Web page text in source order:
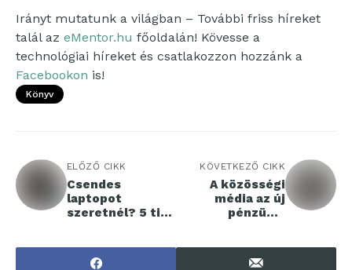
Irányt mutatunk a világban – További friss híreket
talál az eMentor.hu főoldalán! Kövesse a
technológiai híreket és csatlakozzon hozzánk a
Facebookon is!
Könyv
ELŐZŐ CIKK
Csendes
laptopot
szeretnél? 5 tipp
KÖVETKEZŐ CIKK
A közösségi
média az új
pénzügyi